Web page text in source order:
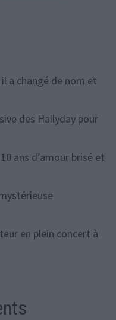
a changé de nom et
des Hallyday pour
ans d’amour brisé et
en plein concert à